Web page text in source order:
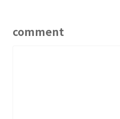
comment